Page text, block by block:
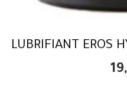
LUBRIFIANT EROS